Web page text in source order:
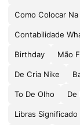
Como Colocar
Contabilidade
Birthday Mão
De Cria Nike
To De Olho De
Libras Significado